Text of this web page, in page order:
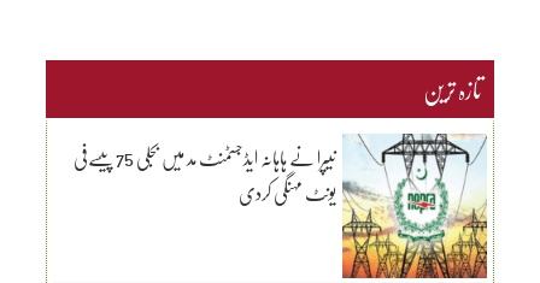
تازہ ترین
نیپرا نے ہاہانہ ایڈجسٹمنٹ مد میں بجلی 75 پیسےفی
یونٹ مہنگی کردی